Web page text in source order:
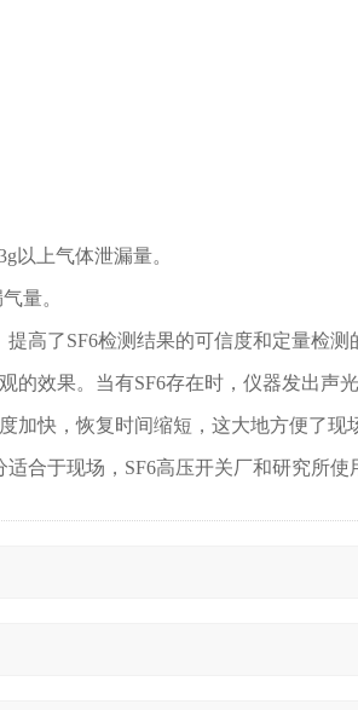
以上气体泄漏量。
量。
高了SF6检测结果的可信度和定量检测
效果。当有SF6存在时，仪器发出声光
快，恢复时间缩短，这大地方便了现
合于现场，SF6高压开关厂和研究所使